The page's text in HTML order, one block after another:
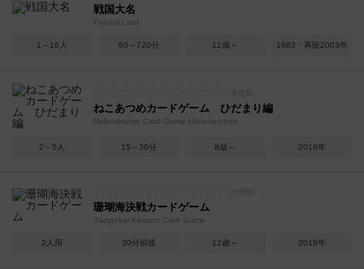
戦国大名
Feudal Lord
1～16人 60～720分 12歳～ 1983・再販2003年
ねこあつめカードゲーム ひだまり編
Nekoatsume Card Game Hidamari hen
2～5人 15～30分 8歳～ 2018年
珊瑚海決戦カードゲーム
Sangokai Kessen Card Game
2人用 30分前後 12歳～ 2019年